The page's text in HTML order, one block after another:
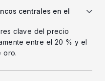
centrales en el
clave del precio
entre el 20 % y el
oro.